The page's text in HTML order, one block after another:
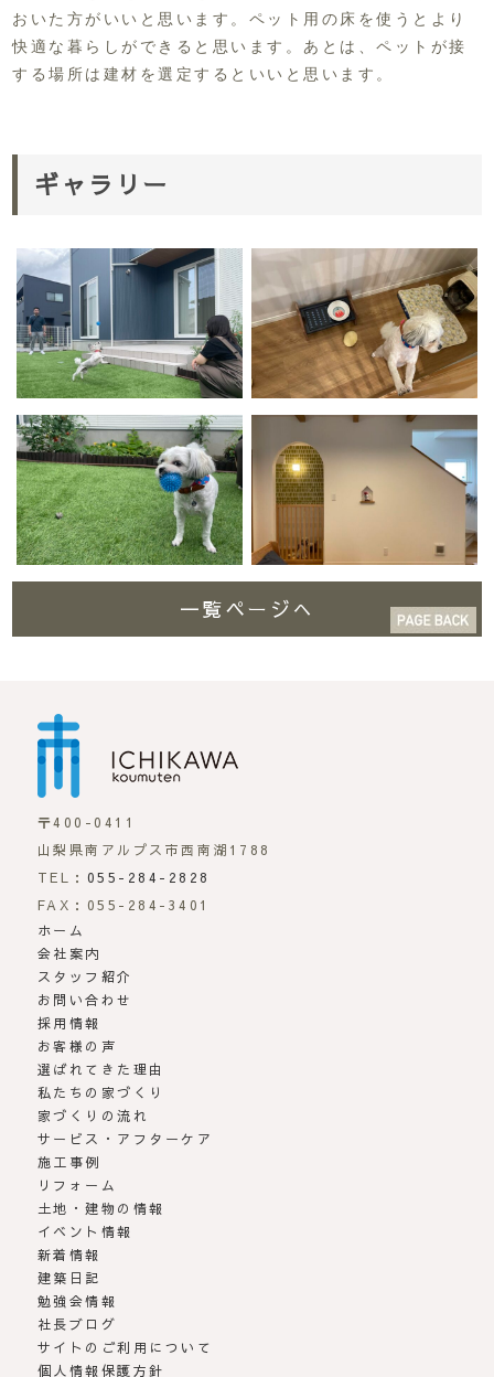
おいた方がいいと思います。ペット用の床を使うとより
快適な暮らしができると思います。あとは、ペットが接
する場所は建材を選定するといいと思います。
ギャラリー
一覧ページへ
〒400-0411
山梨県南アルプス市西南湖1788
TEL： 055-284-2828
FAX：055-284-3401
ホーム
会社案内
スタッフ紹介
お問い合わせ
採用情報
お客様の声
選ばれてきた理由
私たちの家づくり
家づくりの流れ
サービス・アフターケア
施工事例
リフォーム
土地・建物の情報
イベント情報
新着情報
建築日記
勉強会情報
社長ブログ
サイトのご利用について
個人情報保護方針